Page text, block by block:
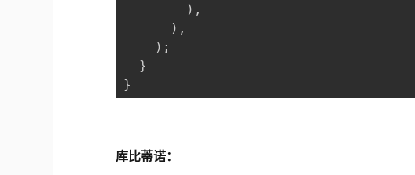
) ,
) ,
) ;
}
}
库比蒂诺：